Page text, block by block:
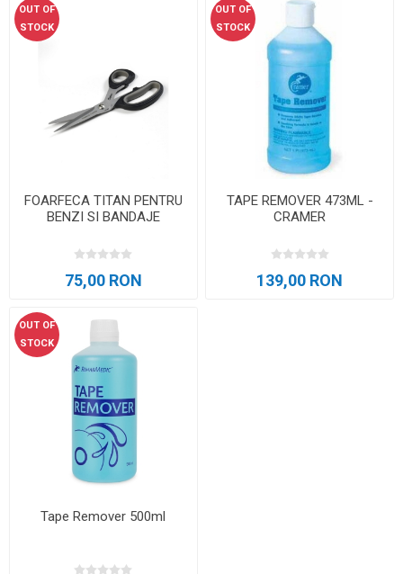
OUT OF
STOCK
FOARFECA TITAN PENTRU
BENZI SI BANDAJE
75,00 RON
OUT OF
STOCK
TAPE REMOVER 473ML -
CRAMER
139,00 RON
OUT OF
STOCK
Tape Remover 500ml